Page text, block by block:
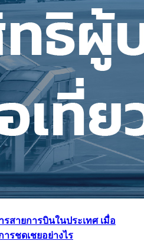
สายการบินในประเทศ เมื่อ
ารชดเชยอย่างไร